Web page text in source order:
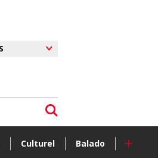
Culturel Balado +